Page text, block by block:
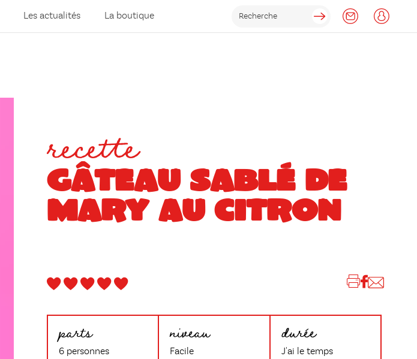
Les actualités La boutique
recette
GÂTEAU SABLÉ DE
MARY AU CITRON
parts
6 personnes
niveau
Facile
durée
J'ai le temps